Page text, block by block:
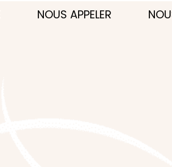
NOUS APPELER